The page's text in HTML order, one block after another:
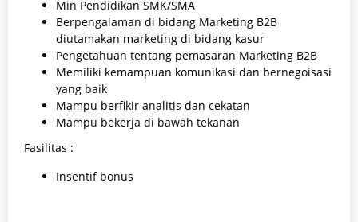
Min Pendidikan SMK/SMA
Berpengalaman di bidang Marketing B2B
diutamakan marketing di bidang kasur
Pengetahuan tentang pemasaran Marketing B2B
Memiliki kemampuan komunikasi dan bernegoisasi
yang baik
Mampu berfikir analitis dan cekatan
Mampu bekerja di bawah tekanan
Fasilitas :
Insentif bonus